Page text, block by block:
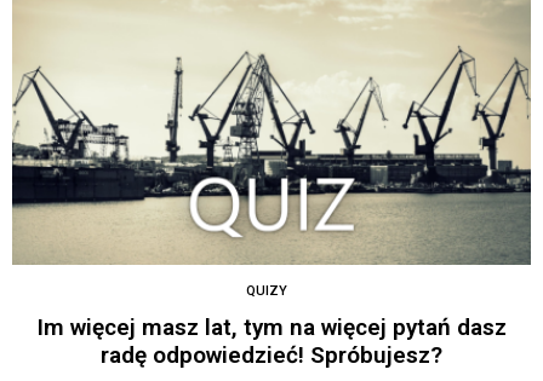
QUIZY
Im więcej masz lat, tym na więcej pytań dasz
radę odpowiedzieć! Spróbujesz?